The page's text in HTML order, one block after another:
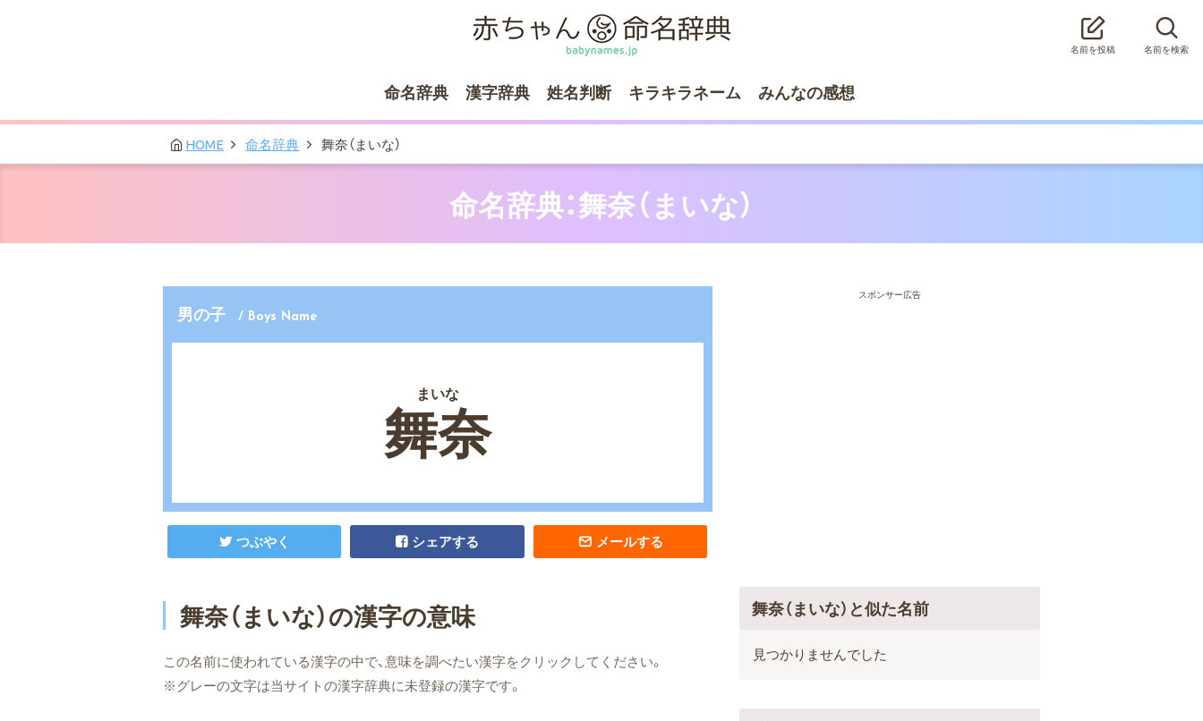
名前を投稿 名前を検索
命名辞典 漢字辞典 姓名判断 キラキラネーム みんなの感想
HOME 命名辞典 舞奈（まいな）
命名辞典：舞奈（まいな）
男の子 / Boys Name
まいな
舞奈
つぶやく シェアする メールする
舞奈（まいな）の漢字の意味
この名前に使われている漢字の中で、意味を調べたい漢字をクリックしてください。
※グレーの文字は当サイトの漢字辞典に未登録の漢字です。
スポンサー広告
舞奈（まいな）と似た名前
見つかりませんでした